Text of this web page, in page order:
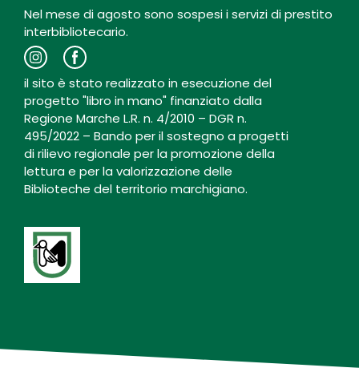
Nel mese di agosto sono sospesi i servizi di prestito
interbibliotecario.
il sito è stato realizzato in esecuzione del
progetto "libro in mano" finanziato dalla
Regione Marche L.R. n. 4/2010 – DGR n.
495/2022 – Bando per il sostegno a progetti
di rilievo regionale per la promozione della
lettura e per la valorizzazione delle
Biblioteche del territorio marchigiano.